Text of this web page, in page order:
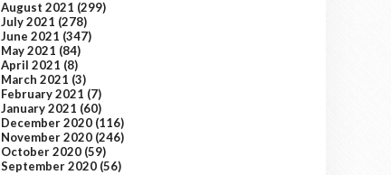
August 2021 (299)
July 2021 (278)
June 2021 (347)
May 2021 (84)
April 2021 (8)
March 2021 (3)
February 2021 (7)
January 2021 (60)
December 2020 (116)
November 2020 (246)
October 2020 (59)
September 2020 (56)